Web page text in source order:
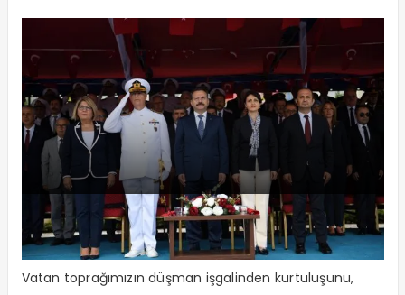
Büyük Zafer’in 97’nci Yıldönümü Büyük
Coşkuyla Kutlandı
Vatan toprağımızın düşman işgalinden kurtuluşunu,